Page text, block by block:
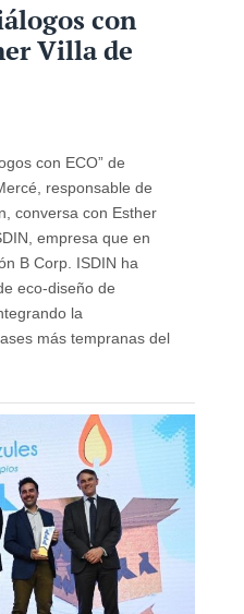
con
Villa de
con ECO” de
responsable de
conversa con Esther
empresa que en
B Corp. ISDIN ha
eco-diseño de
la
más tempranas del